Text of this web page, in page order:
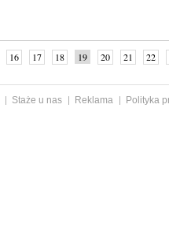
16 17 18 19 20 21 22
Staże u nas Reklama
Polityka